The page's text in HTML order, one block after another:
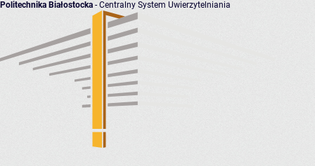
Politechnika Białostocka - Centralny System Uwierzytelniania